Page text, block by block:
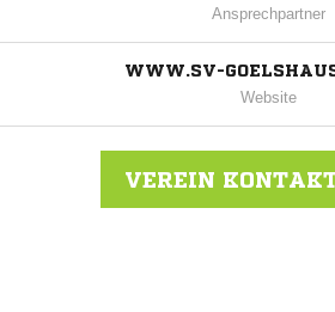
Ansprechpartner
WWW.SV-
Website
VEREIN